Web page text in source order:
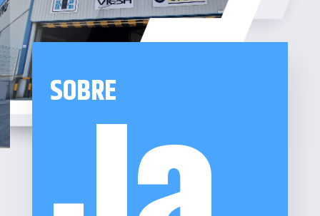
SOBRE